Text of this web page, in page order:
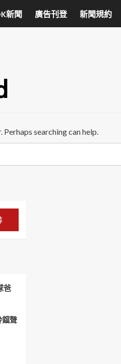
新聞 廣告刊登 新聞規約
Perhaps searching can help.
爸
鐺聲